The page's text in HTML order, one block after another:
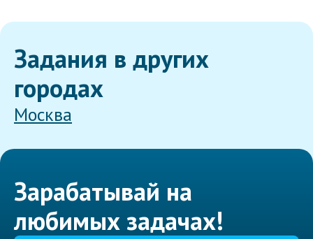
Задания в других
городах
Москва
Зарабатывай на
любимых задачах!